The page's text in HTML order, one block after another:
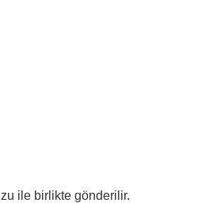
ile birlikte gönderilir.